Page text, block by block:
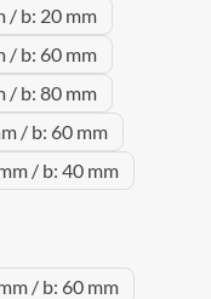
/ b: 20 mm
/ b: 60 mm
/ b: 80 mm
/ b: 60 mm
/ b: 40 mm
/ b: 60 mm